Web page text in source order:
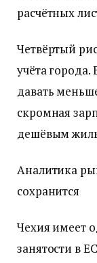
расчётных
Четвёртый
учёта
давать
скромная
дешёвым
Аналитика
сохранится
Чехия имеет
занятости в